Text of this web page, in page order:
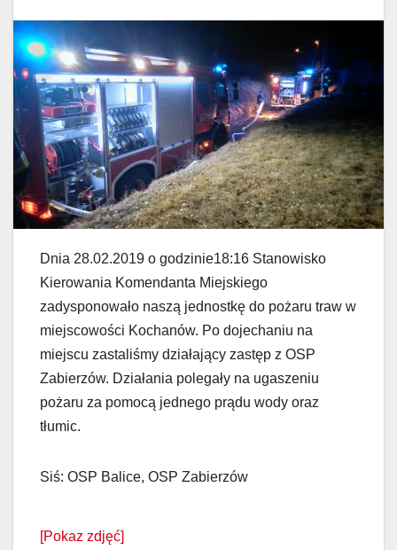
Dnia 28.02.2019 o godzinie18:16 Stanowisko
Kierowania Komendanta Miejskiego
zadysponowało naszą jednostkę do pożaru traw w
miejscowości Kochanów. Po dojechaniu na
miejscu zastaliśmy działający zastęp z OSP
Zabierzów. Działania polegały na ugaszeniu
pożaru za pomocą jednego prądu wody oraz
tłumic.
Siś: OSP Balice, OSP Zabierzów
[Pokaz zdjęć]